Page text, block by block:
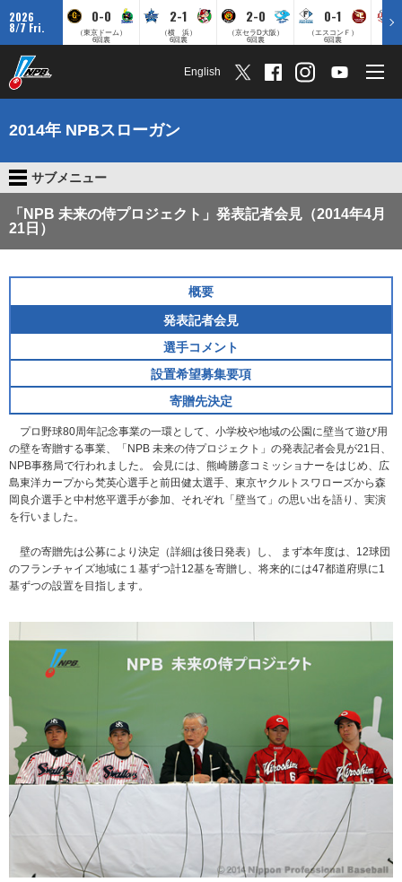
2026
8/7 Fri.
0-0
（東京ドーム）
6回裏
2-1
（横 浜）
6回裏
2-0
（京セラD大阪）
6回裏
0-1
（エスコンＦ）
6回裏
English
2014年 NPBスローガン
サブメニュー
「NPB 未来の侍プロジェクト」発表記者会見（2014年4月
21日）
概要
発表記者会見
選手コメント
設置希望募集要項
寄贈先決定
プロ野球80周年記念事業の一環として、小学校や地域の公園に壁当て遊び用
の壁を寄贈する事業、「NPB 未来の侍プロジェクト」の発表記者会見が21日、
NPB事務局で行われました。 会見には、熊崎勝彦コミッショナーをはじめ、広
島東洋カープから梵英心選手と前田健太選手、東京ヤクルトスワローズから森
岡良介選手と中村悠平選手が参加、それぞれ「壁当て」の思い出を語り、実演
を行いました。
壁の寄贈先は公募により決定（詳細は後日発表）し、 まず本年度は、12球団
のフランチャイズ地域に１基ずつ計12基を寄贈し、将来的には47都道府県に1
基ずつの設置を目指します。